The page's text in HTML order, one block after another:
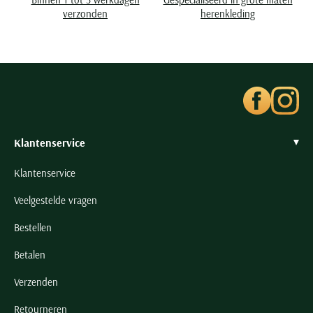
Seidensticker
Tommy Hilfiger
Vanguard
Wellington of Billmore
Alle merken
verzonden
herenkleding
Klantenservice
Klantenservice
Veelgestelde vragen
Bestellen
Betalen
Verzenden
Retourneren